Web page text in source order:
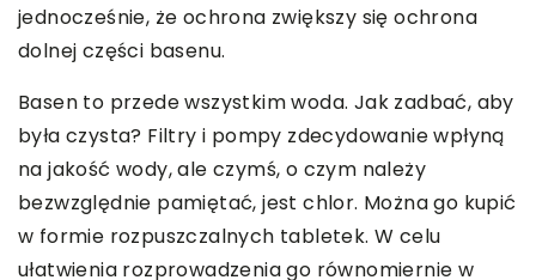
jednocześnie, że ochrona zwiększy się ochrona
dolnej części basenu.
Basen to przede wszystkim woda. Jak zadbać, aby
była czysta? Filtry i pompy zdecydowanie wpłyną
na jakość wody, ale czymś, o czym należy
bezwzględnie pamiętać, jest chlor. Można go kupić
w formie rozpuszczalnych tabletek. W celu
ułatwienia rozprowadzenia go równomiernie w